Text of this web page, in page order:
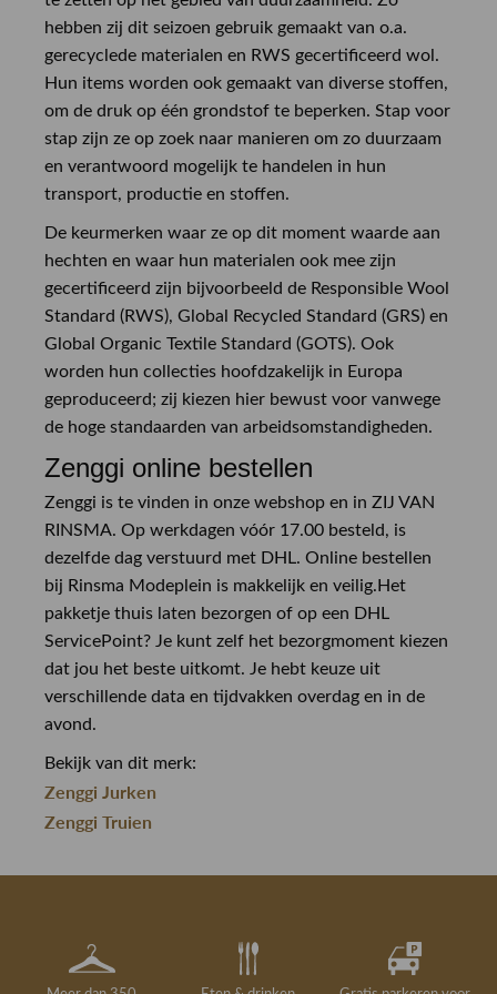
hebben zij dit seizoen gebruik gemaakt van o.a.
gerecyclede materialen en RWS gecertificeerd wol.
Hun items worden ook gemaakt van diverse stoffen,
om de druk op één grondstof te beperken. Stap voor
stap zijn ze op zoek naar manieren om zo duurzaam
en verantwoord mogelijk te handelen in hun
transport, productie en stoffen.
De keurmerken waar ze op dit moment waarde aan
hechten en waar hun materialen ook mee zijn
gecertificeerd zijn bijvoorbeeld de Responsible Wool
Standard (RWS), Global Recycled Standard (GRS) en
Global Organic Textile Standard (GOTS). Ook
worden hun collecties hoofdzakelijk in Europa
geproduceerd; zij kiezen hier bewust voor vanwege
de hoge standaarden van arbeidsomstandigheden.
Zenggi online bestellen
Zenggi is te vinden in onze webshop en in ZIJ VAN
RINSMA. Op werkdagen vóór 17.00 besteld, is
dezelfde dag verstuurd met DHL. Online bestellen
bij Rinsma Modeplein is makkelijk en veilig.Het
pakketje thuis laten bezorgen of op een DHL
ServicePoint? Je kunt zelf het bezorgmoment kiezen
dat jou het beste uitkomt. Je hebt keuze uit
verschillende data en tijdvakken overdag en in de
avond.
Bekijk van dit merk:
Zenggi Jurken
Zenggi Truien